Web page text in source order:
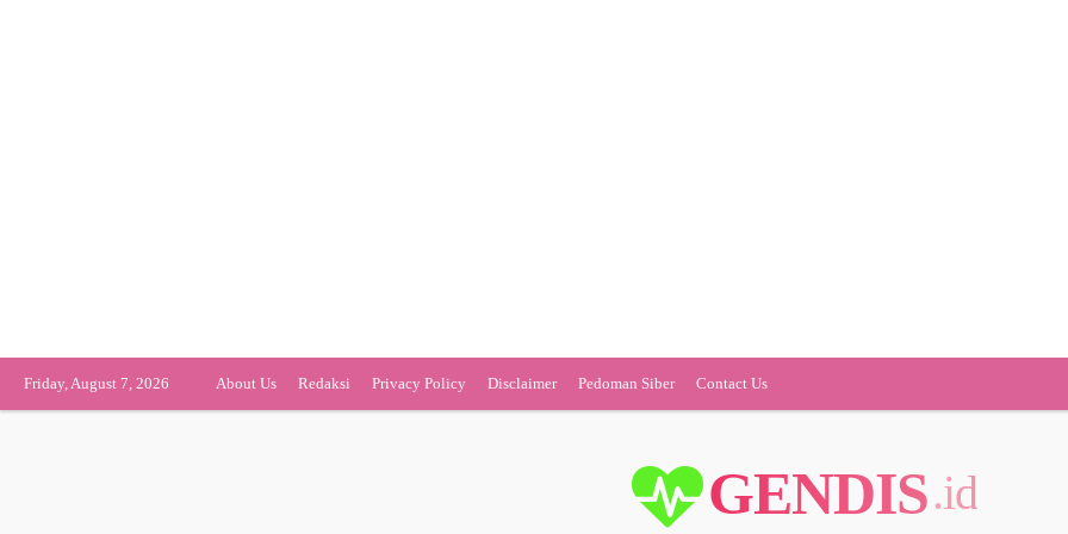
Friday, August 7, 2026 About Us Redaksi Privacy Policy Disclaimer Pedoman Siber Contact Us
GENDIS.id